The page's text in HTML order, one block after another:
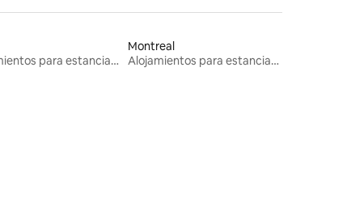
Alojamientos para estancias largas
Montreal
Alojamientos para estancias largas